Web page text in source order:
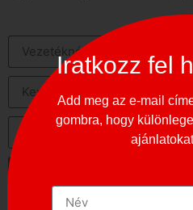
Iratkozz fel
Add meg az e-mail
gombra, hogy